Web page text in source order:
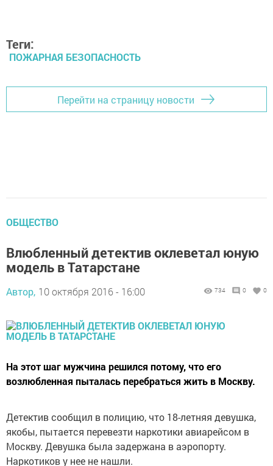
Теги:
ПОЖАРНАЯ БЕЗОПАСНОСТЬ
Перейти на страницу новости
ОБЩЕСТВО
Влюбленный детектив оклеветал юную
модель в Татарстане
Автор, 10 октября 2016 - 16:00 734 0 0
На этот шаг мужчина решился потому, что его
возлюбленная пыталась перебраться жить в Москву.
Детектив сообщил в полицию, что 18-летняя девушка,
якобы, пытается перевезти наркотики авиарейсом в
Москву. Девушка была задержана в аэропорту.
Наркотиков у нее не нашли.